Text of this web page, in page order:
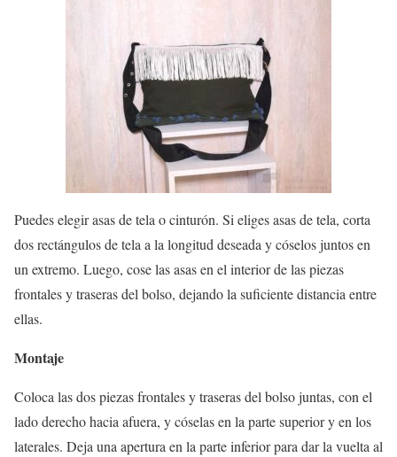
Puedes elegir asas de tela o cinturón. Si eliges asas de tela, corta
dos rectángulos de tela a la longitud deseada y cóselos juntos en
un extremo. Luego, cose las asas en el interior de las piezas
frontales y traseras del bolso, dejando la suficiente distancia entre
ellas.
Montaje
Coloca las dos piezas frontales y traseras del bolso juntas, con el
lado derecho hacia afuera, y cóselas en la parte superior y en los
laterales. Deja una apertura en la parte inferior para dar la vuelta al